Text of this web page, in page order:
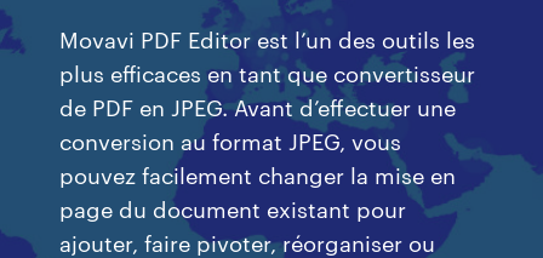
Movavi PDF Editor est l’un des outils les
plus efficaces en tant que convertisseur
de PDF en JPEG. Avant d’effectuer une
conversion au format JPEG, vous
pouvez facilement changer la mise en
page du document existant pour
ajouter, faire pivoter, réorganiser ou